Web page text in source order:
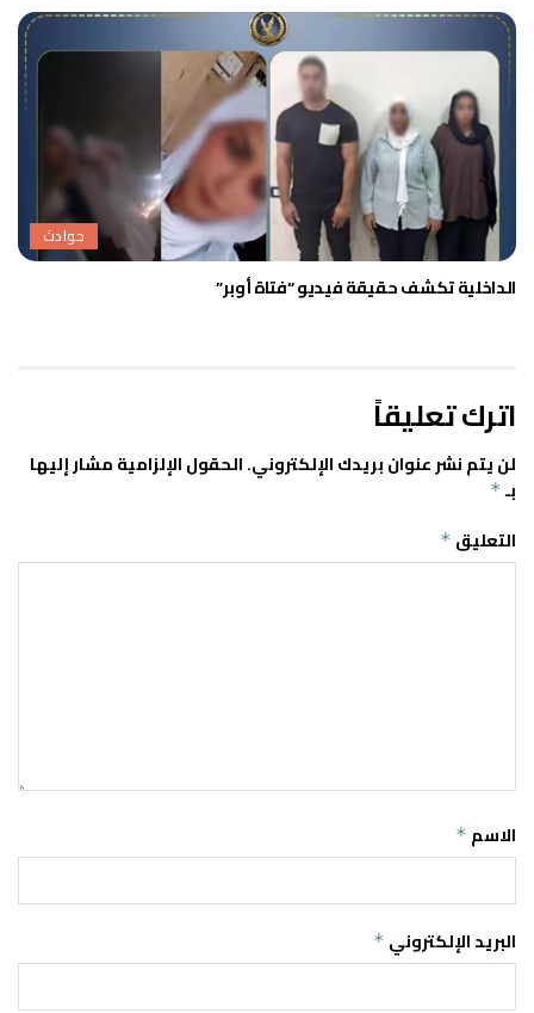
حوادث
الداخلية تكشف حقيقة فيديو “فتاة أوبر”
اترك تعليقاً
لن يتم نشر عنوان بريدك الإلكتروني.الحقول الإلزامية مشار إليها
بـ *
التعليق *
الاسم *
البريد الإلكتروني *